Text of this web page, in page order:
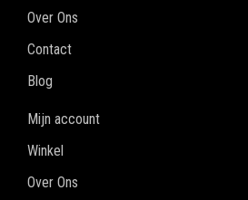
Over Ons
Contact
Blog
Mijn account
Winkel
Over Ons